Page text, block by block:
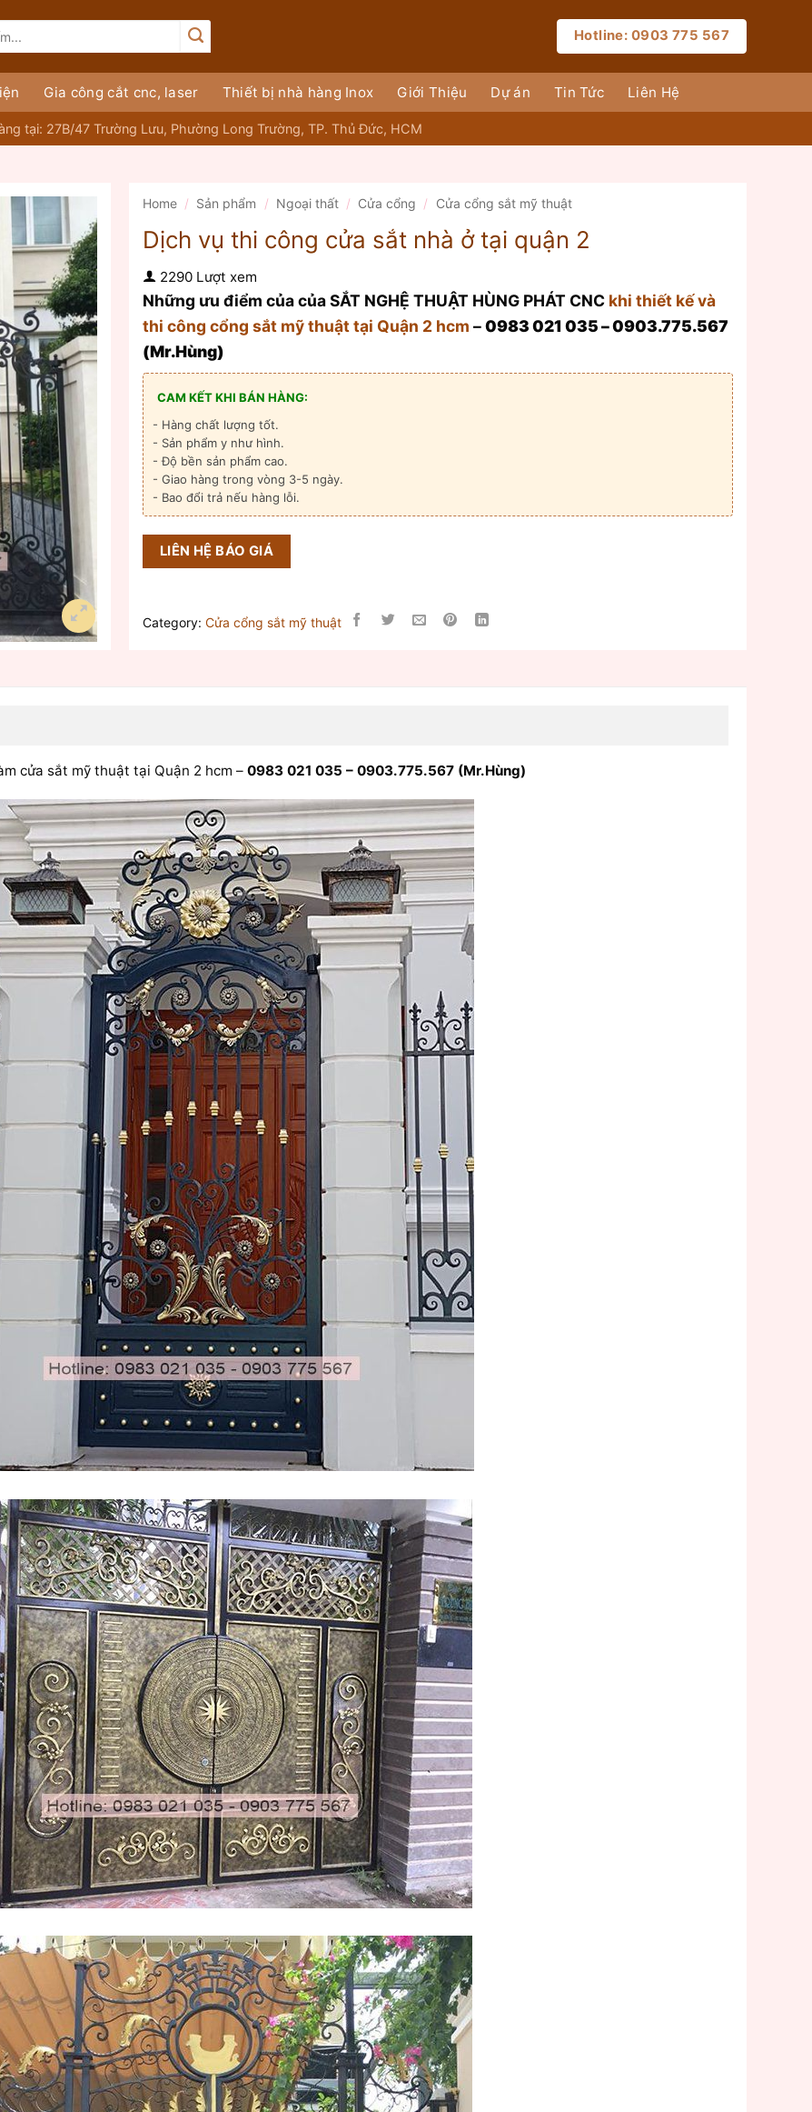
Hotline: 0903 775 567
Gia công cắt cnc, laser Thiết bị nhà hàng Inox Giới Thiệu Dự án Tin Tức Liên Hệ
tại: 27B/47 Trường Lưu, Phường Long Trường, TP. Thủ Đức, HCM
Home / Sản phẩm / Ngoại thất / Cửa cổng / Cửa cổng sắt mỹ thuật
Dịch vụ thi công cửa sắt nhà ở tại quận 2
2290 Lượt xem
Những ưu điểm của của SẮT NGHỆ THUẬT HÙNG PHÁT CNC khi thiết kế và
thi công cổng sắt mỹ thuật tại Quận 2 hcm –0983 021 035 – 0903.775.567
(Mr.Hùng)
CAM KẾT KHI BÁN HÀNG:
- Hàng chất lượng tốt.
- Sản phẩm y như hình.
- Độ bền sản phẩm cao.
- Giao hàng trong vòng 3-5 ngày.
- Bao đổi trả nếu hàng lỗi.
LIÊN HỆ BÁO GIÁ
Category: Cửa cổng sắt mỹ thuật
cửa sắt mỹ thuật tại Quận 2 hcm – 0983 021 035 – 0903.775.567 (Mr.Hùng)